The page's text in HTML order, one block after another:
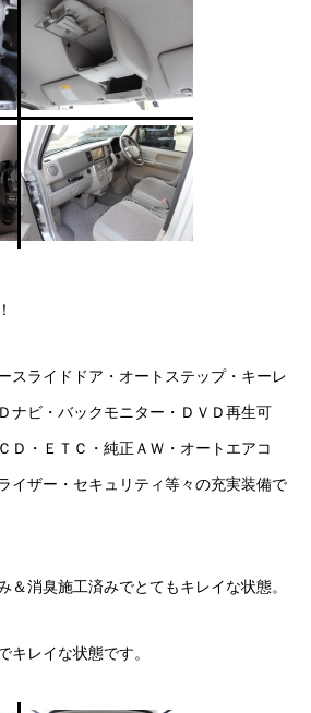
スライドドア・オートステップ・キーレ
ナビ・バックモニター・ＤＶＤ再生可
Ｄ・ＥＴＣ・純正ＡＷ・オートエアコ
イザー・セキュリティ等々の充実装備で
＆消臭施工済みでとてもキレイな状態。
キレイな状態です。